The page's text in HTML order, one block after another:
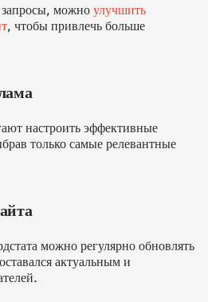
можноулучшить
, чтобы привлечь больше
настроить эффективные
только самые релевантные
можно регулярно обновлять
актуальным и